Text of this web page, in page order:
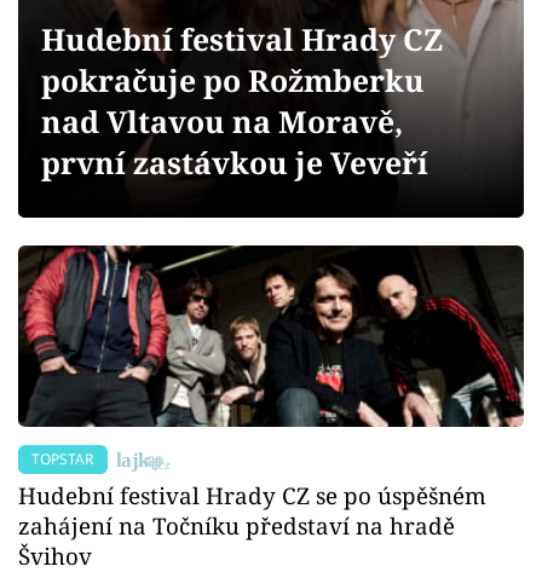
Videa
Sledujte prima+
Sledujte nás
Hudební festival Hrady CZ
pokračuje po Rožmberku
nad Vltavou na Moravě,
první zastávkou je Veveří
TOPSTAR
Hudební festival Hrady CZ se po úspěšném
zahájení na Točníku představí na hradě
Švihov